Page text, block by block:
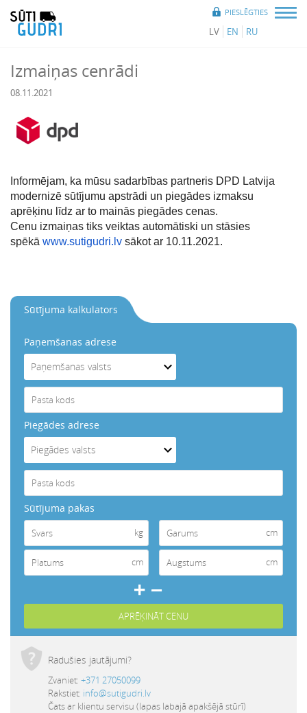
LV EN RU
PIESLĒGTIES
Izmaiņas cenrādi
08.11.2021
Informējam, ka mūsu sadarbības partneris DPD Latvija
modernizē sūtījumu apstrādi un piegādes izmaksu
aprēķinu līdz ar to mainās piegādes cenas.
Cenu izmaiņas tiks veiktas automātiski un stāsies
spēkā www.sutigudri.lv sākot ar 10.11.2021.
Sūtījuma kalkulators
Paņemšanas adrese
Piegādes adrese
Sūtījuma pakas
kg cm
cm cm
Radušies jautājumi?
Zvaniet: +371 27050099
Rakstiet: info@sutigudri.lv
Čats ar klientu servisu (lapas labajā apakšējā stūrī)